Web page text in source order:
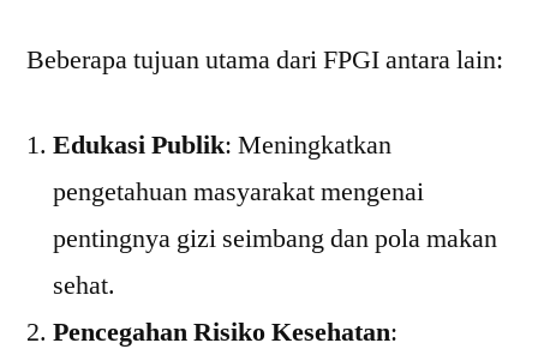
Beberapa tujuan utama dari FPGI antara lain:
Edukasi Publik: Meningkatkan
pengetahuan masyarakat mengenai
pentingnya gizi seimbang dan pola makan
sehat.
Pencegahan Risiko Kesehatan: